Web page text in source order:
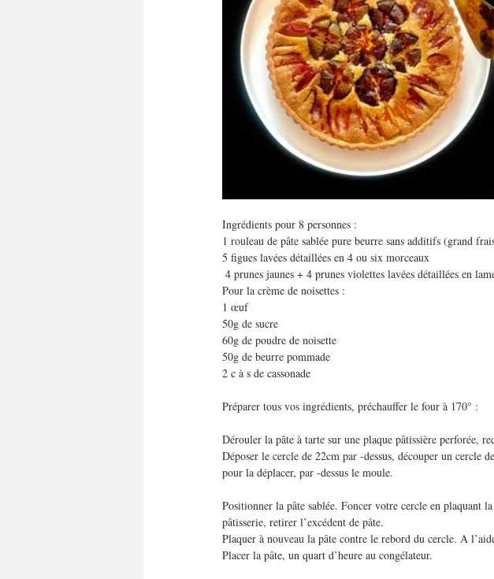
Ingrédients pour 8 personnes :
1 rouleau de pâte sablée pure beurre sans additifs (grand
5 figues lavées détaillées en 4 ou six morceaux
4 prunes jaunes + 4 prunes violettes lavées détaillées en
Pour la crème de noisettes :
1 œuf
50g de sucre
60g de poudre de noisette
50g de beurre pommade
2 c à s de cassonade
Préparer tous vos ingrédients, préchauffer le four à 170° :
Dérouler la pâte à tarte sur une plaque pâtissière perforée,
Déposer le cercle de 22cm par -dessus, découper un cercle
pour la déplacer, par -dessus le moule.
Positionner la pâte sablée. Foncer votre cercle en plaquant
pâtisserie, retirer l’excédent de pâte.
Plaquer à nouveau la pâte contre le rebord du cercle. A
Placer la pâte, un quart d’heure au congélateur.